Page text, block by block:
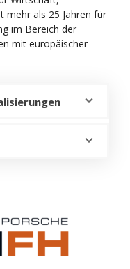
mehr als 25 Jahren für
im Bereich der
mit europäischer